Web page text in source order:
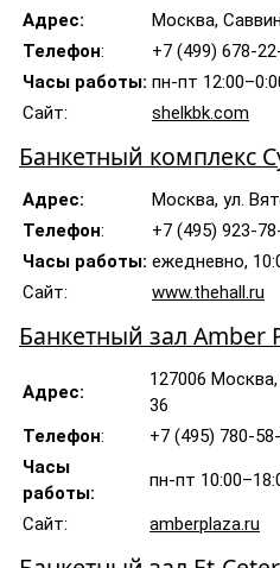
Адрес:
Москва,
Телефон:
+7 (499) 678-
Часы работы: пн-пт
Сайт:
shelkbk.com
Банкетный комплекс
Адрес:
Москва, ул.
Телефон:
+7 (495) 923-
Часы работы: ежедневно,
Сайт:
www.thehall.ru
Банкетный зал Amber
Адрес:
127006
36
Телефон:
+7 (495) 780-
Часы
работы:
пн-пт
Сайт: amberplaza.ru